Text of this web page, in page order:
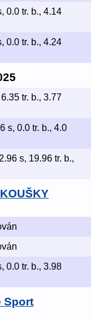
0.0 tr. b., 4.14
0.0 tr. b., 4.24
tr. b., 3.77
s, 0.0 tr. b., 4.0
s, 19.96 tr. b.,
0.0 tr. b., 3.98
Sport